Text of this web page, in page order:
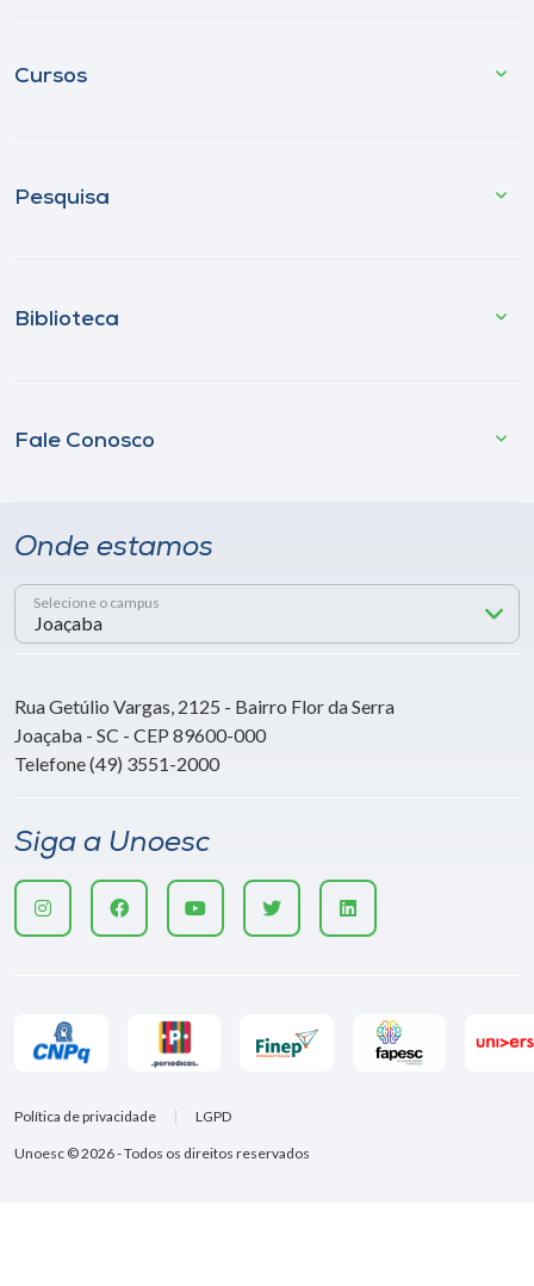
Cursos
Pesquisa
Biblioteca
Fale Conosco
Onde estamos
Selecione o campus
Rua Getúlio Vargas, 2125 - Bairro Flor da Serra
Joaçaba - SC - CEP 89600-000
Telefone (49) 3551-2000
Siga a Unoesc
Unoesc © 2026 - Todos os direitos reservados
Política de privacidade LGPD